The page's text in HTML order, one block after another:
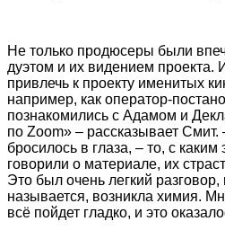
Не только продюсеры были
дуэтом и их видением проекта.
привлечь к проекту именитых
например, как оператор-
познакомились с Адамом и
по Zoom» – рассказывает Смит.
бросилось в глаза, – то, с каким
говорили о материале, их
Это был очень легкий
называется, возникла химия.
всё пойдет гладко, и это